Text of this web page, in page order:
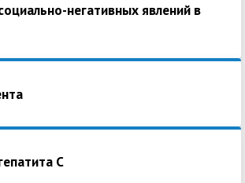
негативных явлений в
С